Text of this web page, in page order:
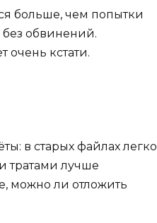
больше, чем попытки
без обвинений.
очень кстати.
в старых файлах легко
тратами лучше
можно ли отложить